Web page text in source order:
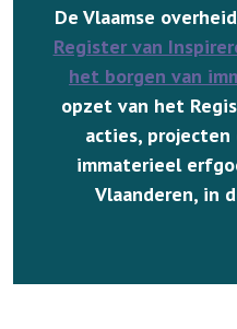
De Vlaamse
Register van
het borgen van
opzet van het
acties, projecten
immaterieel
Vlaanderen, in